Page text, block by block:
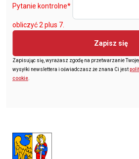
Pytanie kontrolne*
obliczyć 2 plus 7.
Zapisz się
Zapisując się, wyrażasz zgodę na przetwarzanie
wysyłki newslettera i oświadczasz że znana Ci jest
cookie